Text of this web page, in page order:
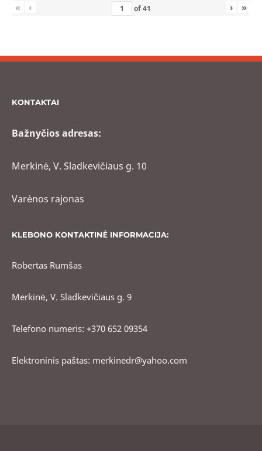
« ‹ of41 › »
KONTAKTAI
Bažnyčios adresas:
Merkinė, V. Sladkevičiaus g. 10
Varėnos rajonas
KLEBONO KONTAKTINĖ INFORMACIJA:
Robertas Rumšas
Merkinė, V. Sladkevičiaus g. 9
Telefono numeris: +370 652 09354
Elektroninis paštas: merkinedr@yahoo.com